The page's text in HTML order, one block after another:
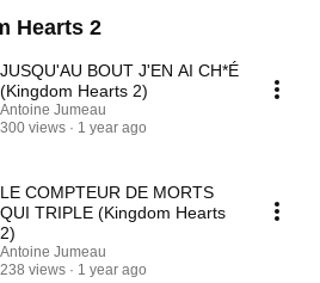
Hearts 2
JUSQU'AU BOUT J'EN AI CH*É
(Kingdom Hearts 2)
Antoine Jumeau
300 views
1 year ago
LE COMPTEUR DE MORTS
QUI TRIPLE (Kingdom Hearts
2)
Antoine Jumeau
238 views
1 year ago